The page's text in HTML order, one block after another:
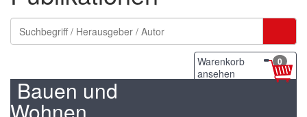
Warenkorb
ansehen
0
Bauen und